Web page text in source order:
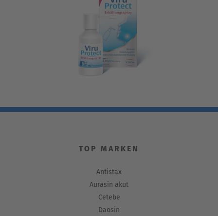
TOP MARKEN
Antistax
Aurasin akut
Cetebe
Daosin